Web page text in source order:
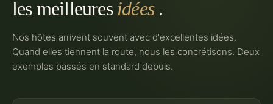
les meilleures idées .
Nos hôtes arrivent souvent avec d'excellentes idées.
Quand elles tiennent la route, nous les concrétisons. Deux
exemples passés en standard depuis.